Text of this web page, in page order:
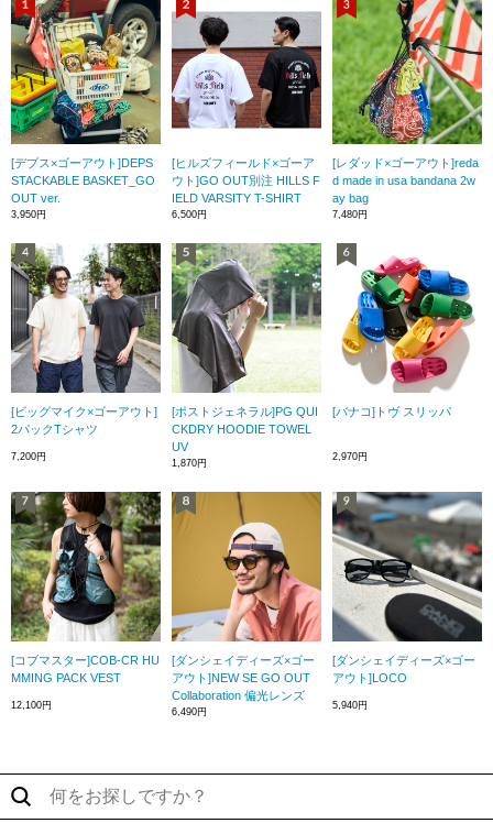
[デプス×ゴーアウト]DEPS
STACKABLE BASKET_GO
OUT ver.
3,950円
[ヒルズフィールド×ゴーア
ウト]GO OUT別注 HILLS F
IELD VARSITY T-SHIRT
6,500円
[レダッド×ゴーアウト]reda
d made in usa bandana 2w
ay bag
7,480円
[ビッグマイク×ゴーアウト]
2パックTシャツ
7,200円
[ポストジェネラル]PG QUI
CKDRY HOODIE TOWEL
UV
1,870円
[バナコ]トヴ スリッパ
2,970円
[コブマスター]COB-CR HU
MMING PACK VEST
12,100円
[ダンシェイディーズ×ゴー
アウト]NEW SE GO OUT
Collaboration 偏光レンズ
6,490円
[ダンシェイディーズ×ゴー
アウト]LOCO
5,940円